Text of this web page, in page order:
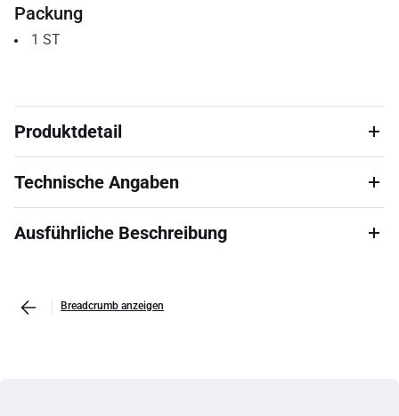
Packung
1 ST
Produktdetail
Technische Angaben
Ausführliche Beschreibung
Breadcrumb anzeigen